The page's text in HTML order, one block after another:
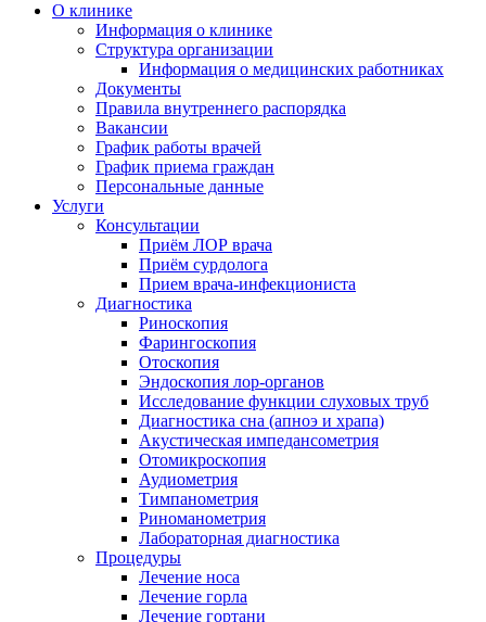
О клинике
Информация о клинике
Структура организации
Информация о медицинских работниках
Документы
Правила внутреннего распорядка
Вакансии
График работы врачей
График приема граждан
Персональные данные
Услуги
Консультации
Приём ЛОР врача
Приём сурдолога
Прием врача-инфекциониста
Диагностика
Риноскопия
Фарингоскопия
Отоскопия
Эндоскопия лор-органов
Исследование функции слуховых труб
Диагностика сна (апноэ и храпа)
Акустическая импедансометрия
Отомикроскопия
Аудиометрия
Тимпанометрия
Риноманометрия
Лабораторная диагностика
Процедуры
Лечение носа
Лечение горла
Лечение гортани